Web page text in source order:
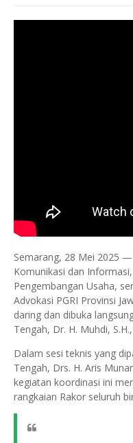
Semarang, 28 Mei 2025
Komunikasi dan
Pengembangan Usaha,
Advokasi PGRI Provinsi
daring dan dibuka
Tengah, Dr. H. Muhdi,
Dalam sesi teknis yang
Tengah, Drs. H. Aris
kegiatan koordinasi ini
rangkaian Rakor seluruh